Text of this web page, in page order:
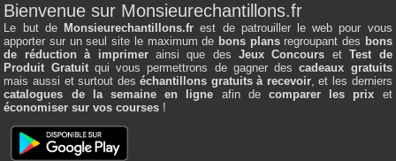
Bienvenue sur Monsieurechantillons.fr
Le but de Monsieurechantillons.fr est de patrouiller le web pour vous
apporter sur un seul site le maximum de bons plansregroupant des bons
de réduction à imprimerainsi que desJeux Concours etTest de
Produit Gratuitqui vous permettrons de gagner descadeaux gratuits
mais aussi et surtout deséchantillons gratuits à recevoir, et les derniers
catalogues de la semaine en ligne afin de comparer les prix et
économiser sur vos courses !